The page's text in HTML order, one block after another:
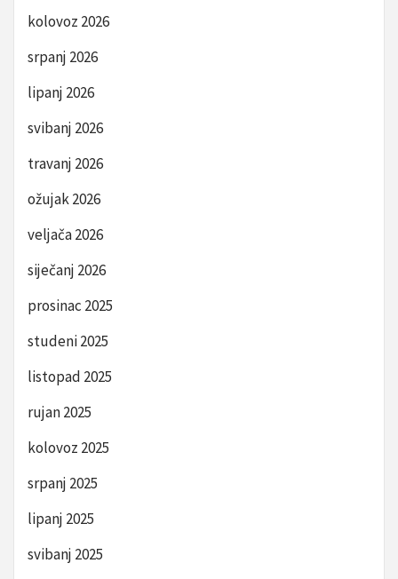
kolovoz 2026
srpanj 2026
lipanj 2026
svibanj 2026
travanj 2026
ožujak 2026
veljača 2026
siječanj 2026
prosinac 2025
studeni 2025
listopad 2025
rujan 2025
kolovoz 2025
srpanj 2025
lipanj 2025
svibanj 2025